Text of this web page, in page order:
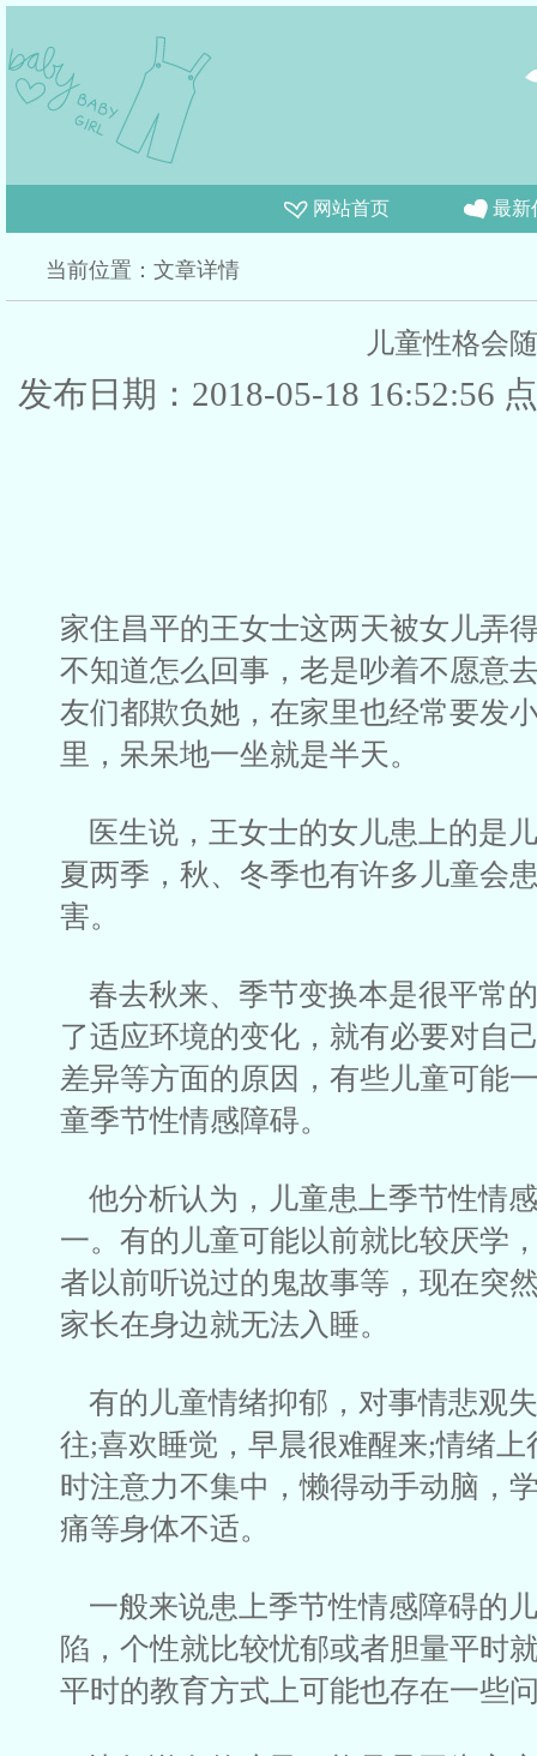
网站首页 最新
当前位置：文章详情
儿童性格会
发布日期：2018-05-18 16:52:56
家住昌平的王女士这两天被女儿弄
不知道怎么回事，老是吵着不愿意
友们都欺负她，在家里也经常要发
里，呆呆地一坐就是半天。
医生说，王女士的女儿患上的是
夏两季，秋、冬季也有许多儿童会
害。
春去秋来、季节变换本是很平常
了适应环境的变化，就有必要对自
差异等方面的原因，有些儿童可能
童季节性情感障碍。
他分析认为，儿童患上季节性情
一。有的儿童可能以前就比较厌学
者以前听说过的鬼故事等，现在突
家长在身边就无法入睡。
有的儿童情绪抑郁，对事情悲观
往;喜欢睡觉，早晨很难醒来;情绪
时注意力不集中，懒得动手动脑，
痛等身体不适。
一般来说患上季节性情感障碍的
陷，个性就比较忧郁或者胆量平时
平时的教育方式上可能也存在一些